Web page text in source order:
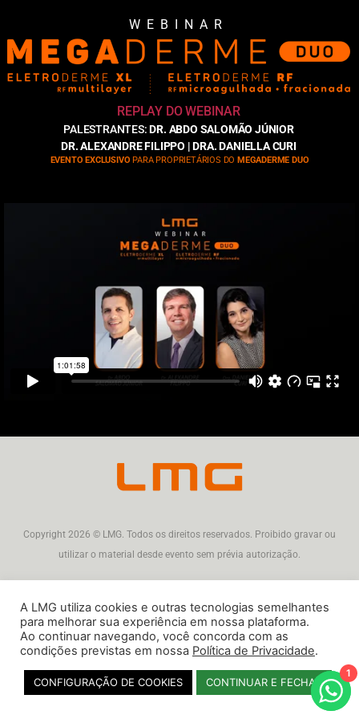
WEBINAR
REPLAY DO WEBINAR
PALESTRANTES:DR. ABDO SALOMÃO JÚNIOR
DR. ALEXANDRE FILIPPO | DRA. DANIELLA CURI
EVENTO EXCLUSIVO PARA PROPRIETÁRIOS DO MEGADERME DUO
Copyright 2026 © LMG. Todos os direitos reservados. Proibido gravar ou
utilizar o material desde evento sem prévia autorização.
A LMG utiliza cookies e outras tecnologias semelhantes
para melhorar sua experiência em nossa plataforma.
Ao continuar navegando, você concorda com as
condições previstas em nossa Política de Privacidade.
CONFIGURAÇÃO DE COOKIES CONTINUAR E FECHAR
1